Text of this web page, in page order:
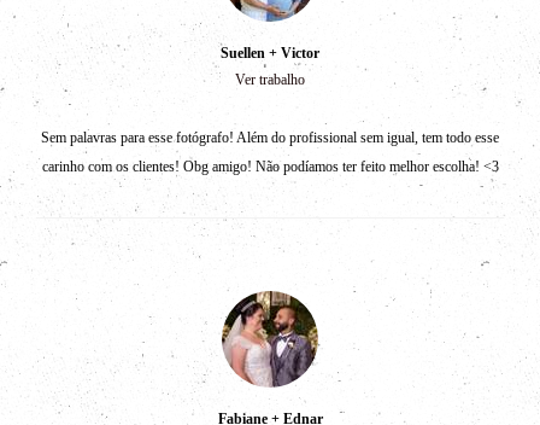
Sem palavras para esse fotógrafo! Além do profissional sem igual, tem todo esse
carinho com os clientes! Obg amigo! Não podíamos ter feito melhor escolha! <3
Suellen + Victor
Ver trabalho
Fabiane + Ednar